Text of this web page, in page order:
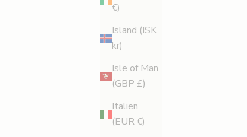
€)
Island (ISK
kr)
Isle of Man
(GBP £)
Italien
(EUR €)
Havsvatten ger precis rätt uppfriskande svalkande du